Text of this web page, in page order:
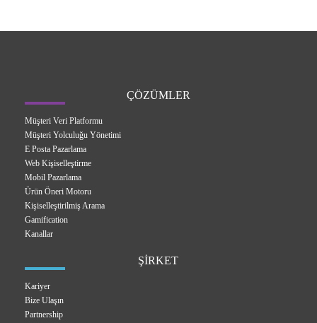
ÇÖZÜMLER
Müşteri Veri Platformu
Müşteri Yolculuğu Yönetimi
E Posta Pazarlama
Web Kişiselleştirme
Mobil Pazarlama
Ürün Öneri Motoru
Kişiselleştirilmiş Arama
Gamification
Kanallar
ŞİRKET
Kariyer
Bize Ulaşın
Partnership